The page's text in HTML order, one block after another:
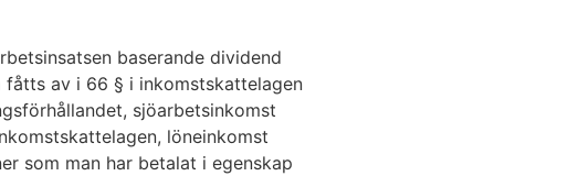
baserande dividend
fåtts av i 66 § i inkomstskattelagen
sjöarbetsinkomst
löneinkomst
som man har betalat i egenskap